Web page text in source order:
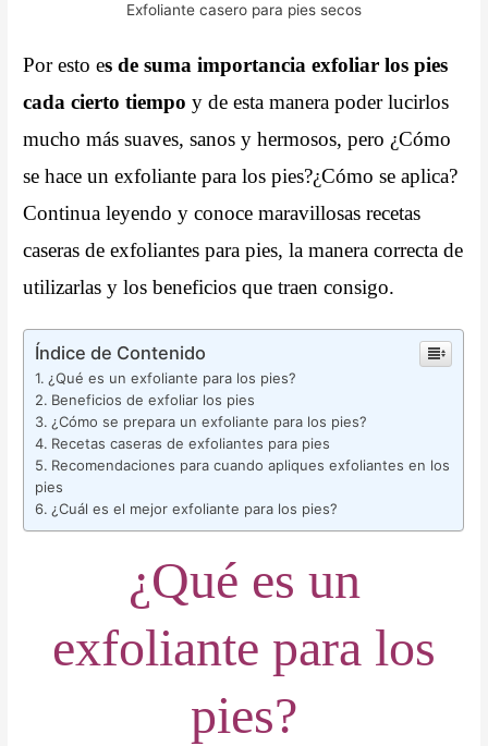
Exfoliante casero para pies secos
Por esto es de suma importancia exfoliar los pies
cada cierto tiempo y de esta manera poder lucirlos
mucho más suaves, sanos y hermosos, pero ¿Cómo
se hace un exfoliante para los pies?¿Cómo se aplica?
Continua leyendo y conoce maravillosas recetas
caseras de exfoliantes para pies, la manera correcta de
utilizarlas y los beneficios que traen consigo.
Índice de Contenido
¿Qué es un exfoliante para los pies?
Beneficios de exfoliar los pies
¿Cómo se prepara un exfoliante para los pies?
Recetas caseras de exfoliantes para pies
Recomendaciones para cuando apliques exfoliantes en los
pies
¿Cuál es el mejor exfoliante para los pies?
¿Qué es un
exfoliante para los
pies?